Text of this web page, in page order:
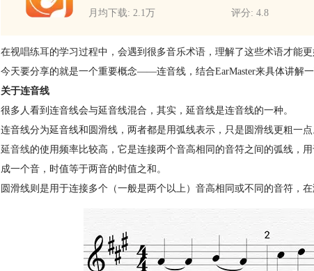
月均下载: 2.1万
评分: 4.8
在视唱练耳的学习过程中，会遇到很多音乐术语，理解了这些术语才能更
今天要分享的就是一个重要概念——连音线，结合EarMaster来具体讲解一
关于连音线
很多人看到连音线会与延音线混合，其实，延音线是连音线的一种。
连音线分为延音线和圆滑线，两者都是用弧线表示，只是圆滑线更粗一点
延音线的使用频率比较高，它是连接两个音高相同的音符之间的弧线，
成一个音，时值等于两音的时值之和。
圆滑线则是用于连接多个（一般是两个以上）音高相同或不同的音符，